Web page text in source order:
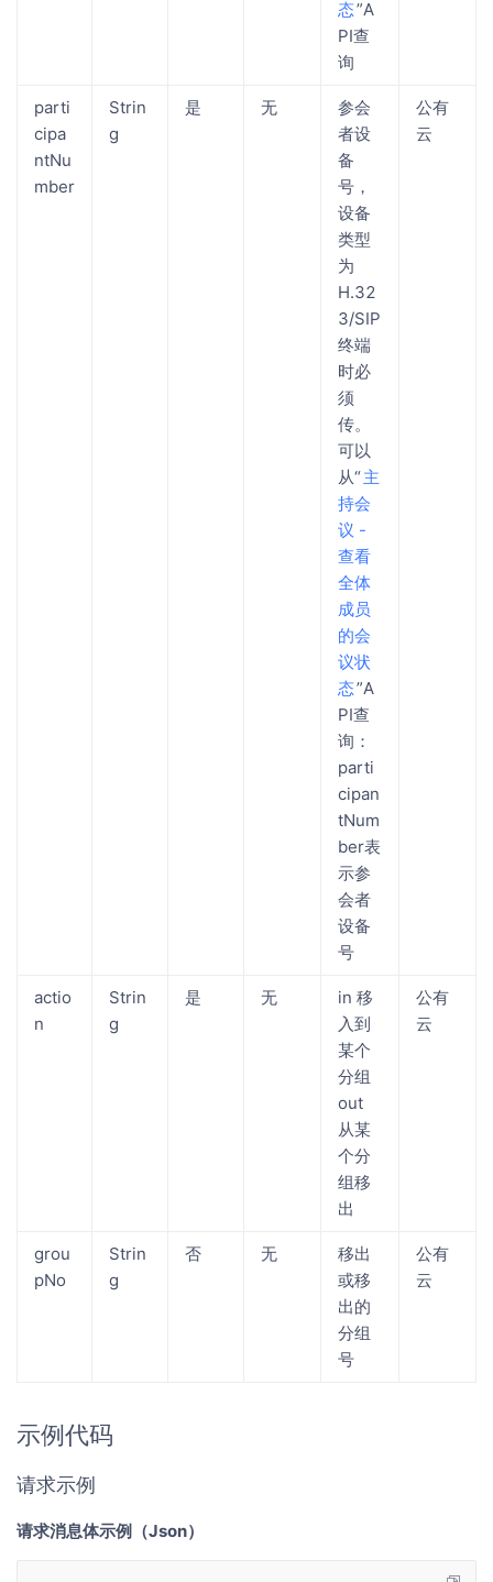
态”A
PI查
询
parti
cipa
ntNu
mber
Strin
g
是 无
参会
者设
备
号，
设备
类型
为
H.32
3/SIP
终端
时必
须
传。
可以
从“主
持会
议 -
查看
全体
成员
的会
议状
态”A
PI查
询：
parti
cipan
tNum
ber表
示参
会者
设备
号
公有
云
actio
n
Strin
g
是 无
in 移
入到
某个
分组
out
从某
个分
组移
出
公有
云
grou
pNo
Strin
g
否 无
移出
或移
出的
分组
号
公有
云
示例代码
请求示例
请求消息体示例（Json）